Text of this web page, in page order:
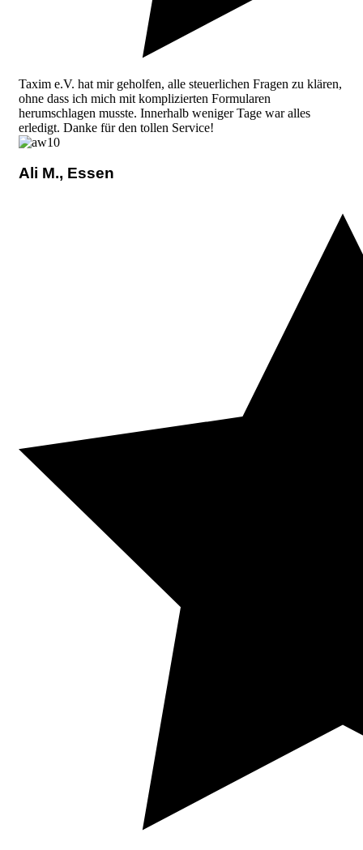
Taxim e.V. hat mir geholfen, alle steuerlichen Fragen zu klären,
ohne dass ich mich mit komplizierten Formularen
herumschlagen musste. Innerhalb weniger Tage war alles
erledigt. Danke für den tollen Service!
Ali M., Essen